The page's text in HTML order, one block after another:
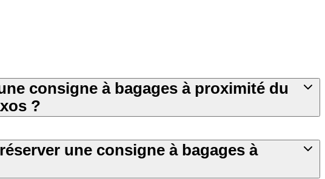
consigne à bagages à proximité du
?
une consigne à bagages à